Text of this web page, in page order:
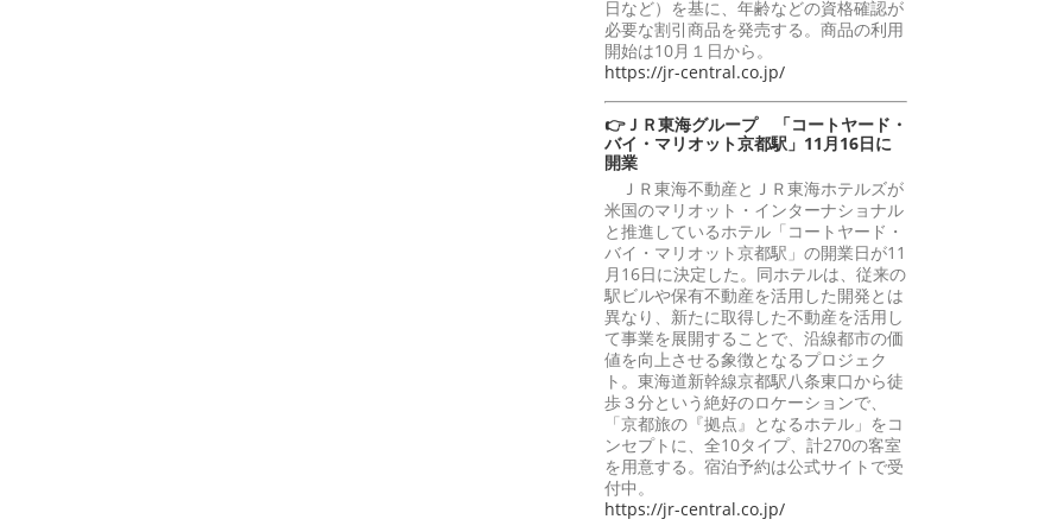
日など）を基に、年齢などの資格確認が
必要な割引商品を発売する。商品の利用
開始は10月１日から。
https://jr-central.co.jp/
👉ＪＲ東海グループ 「コートヤード・
バイ・マリオット京都駅」11月16日に
開業
ＪＲ東海不動産とＪＲ東海ホテルズが
米国のマリオット・インターナショナル
と推進しているホテル「コートヤード・
バイ・マリオット京都駅」の開業日が11
月16日に決定した。同ホテルは、従来の
駅ビルや保有不動産を活用した開発とは
異なり、新たに取得した不動産を活用し
て事業を展開することで、沿線都市の価
値を向上させる象徴となるプロジェク
ト。東海道新幹線京都駅八条東口から徒
歩３分という絶好のロケーションで、
「京都旅の『拠点』となるホテル」をコ
ンセプトに、全10タイプ、計270の客室
を用意する。宿泊予約は公式サイトで受
付中。
https://jr-central.co.jp/